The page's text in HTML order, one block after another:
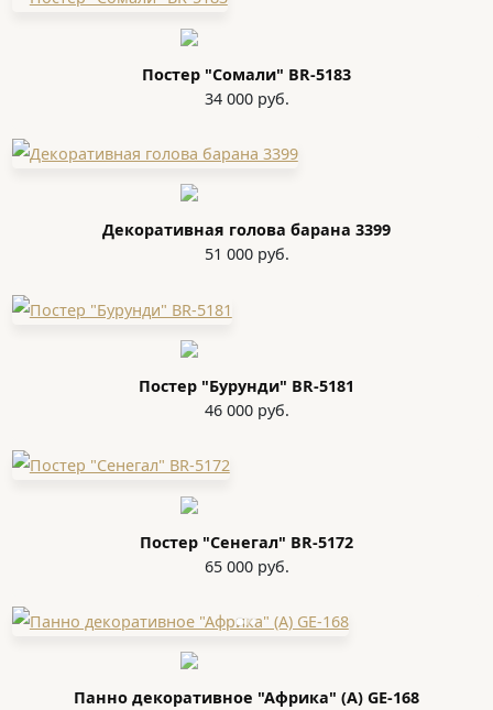
Постер "Сомали" BR-5183
34 000 руб.
Декоративная голова барана 3399
51 000 руб.
Постер "Бурунди" BR-5181
46 000 руб.
Постер "Сенегал" BR-5172
65 000 руб.
Панно декоративное "Африка" (A) GE-168